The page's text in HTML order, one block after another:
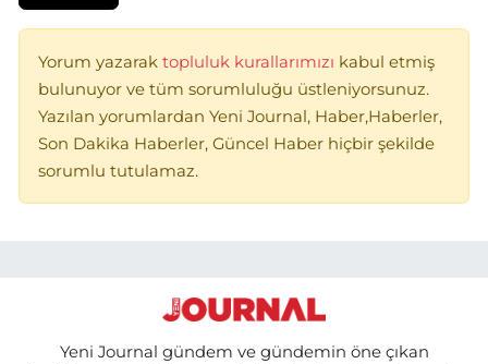
Yorum yazarak topluluk kurallarımızı kabul etmiş
bulunuyor ve tüm sorumluluğu üstleniyorsunuz.
Yazılan yorumlardan Yeni Journal, Haber,Haberler,
Son Dakika Haberler, Güncel Haber hiçbir şekilde
sorumlu tutulamaz.
Yeni Journal gündem ve gündemin öne çıkan